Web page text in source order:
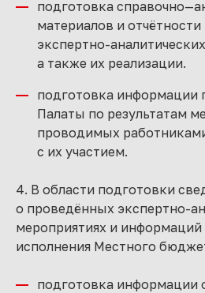
подготовка
материалов и
экспертно-
а также их реализации.
подготовка информации
Палаты по результатам
проводимых
с их участием.
4. В области подготовки
о проведённых экспертно-
мероприятиях и информаций
исполнения Местного
подготовка информации